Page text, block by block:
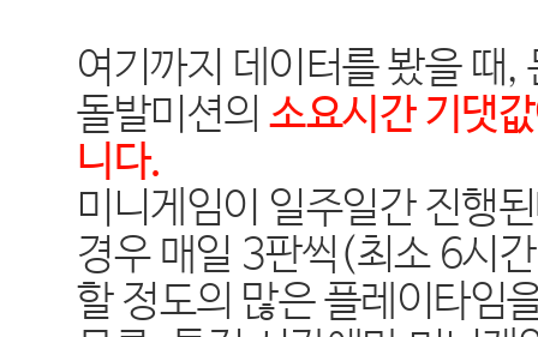
여기까지 데이터를 봤을 때,
돌발미션의소요시간 기댓
니다.
미니게임이 일주일간 진행
경우 매일 3판씩 (최소6시간
할 정도의 많은 플레이타임